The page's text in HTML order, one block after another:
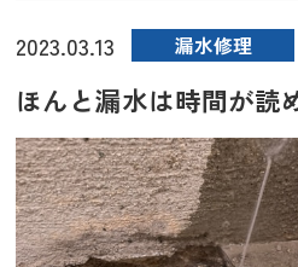
2023.03.13 漏水修理
ほんと漏水は時間が読